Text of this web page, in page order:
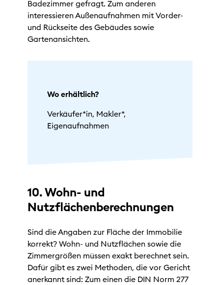
Badezimmer gefragt. Zum anderen
interessieren Außenaufnahmen mit Vorder-
und Rückseite des Gebäudes sowie
Gartenansichten.
Wo erhältlich?
Verkäufer*in, Makler*,
Eigenaufnahmen
10. Wohn- und
Nutzflächenberechnungen
Sind die Angaben zur Fläche der Immobilie
korrekt? Wohn- und Nutzflächen sowie die
Zimmergrößen müssen exakt berechnet sein.
Dafür gibt es zwei Methoden, die vor Gericht
anerkannt sind: Zum einen die DIN Norm 277